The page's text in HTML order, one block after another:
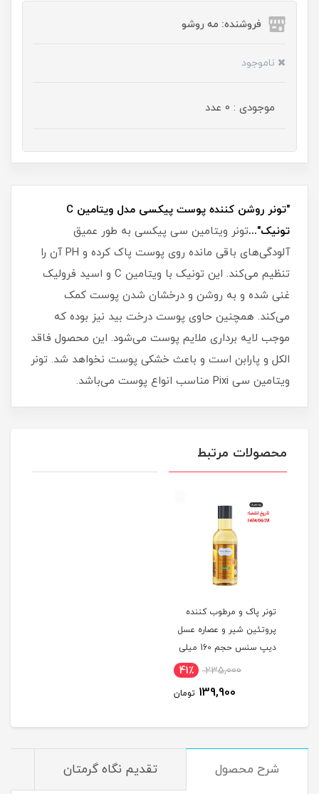
فروشنده: مه رو‌شو
ناموجود
موجودی : 0 عدد
"تونر روشن کننده پوست پیکسی مدل ویتامین C
تونیک"...تونر ویتامین سی پیکسی به طور عمیق
آلودگی‌های باقی مانده روی پوست پاک کرده و PH آن را
تنظیم می‌کند. این تونیک با ویتامین C و اسید فرولیک
غنی شده و به روشن و درخشان شدن پوست کمک
می‌کند. همچنین حاوی پوست درخت بید نیز بوده که
موجب لایه برداری ملایم پوست می‌شود. این محصول فاقد
الکل و پارابن است و باعث خشکی پوست نخواهد شد. تونر
ویتامین سی Pixi مناسب انواع پوست می‌باشد.
محصولات مرتبط
تونر پاک و مرطوب کننده
پروتئین شیر و عصاره عسل
دیپ سنس حجم 160 میلی
235,000 41٪
139,900 تومان
شرح محصول تقدیم نگاه گرمتان